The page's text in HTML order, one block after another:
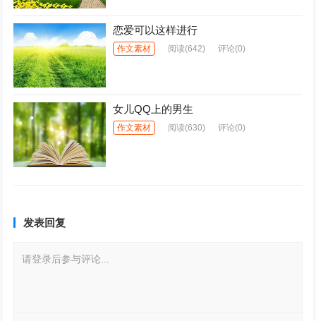
恋爱可以这样进行
作文素材 阅读(642) 评论(0)
女儿QQ上的男生
作文素材 阅读(630) 评论(0)
发表回复
请登录后参与评论...